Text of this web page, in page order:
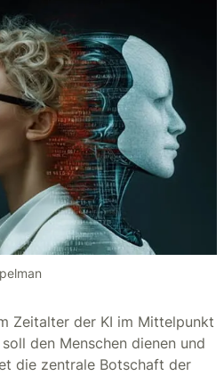
Zeitalter der KI im Mittelpunkt
den Menschen dienen und
die zentrale Botschaft der